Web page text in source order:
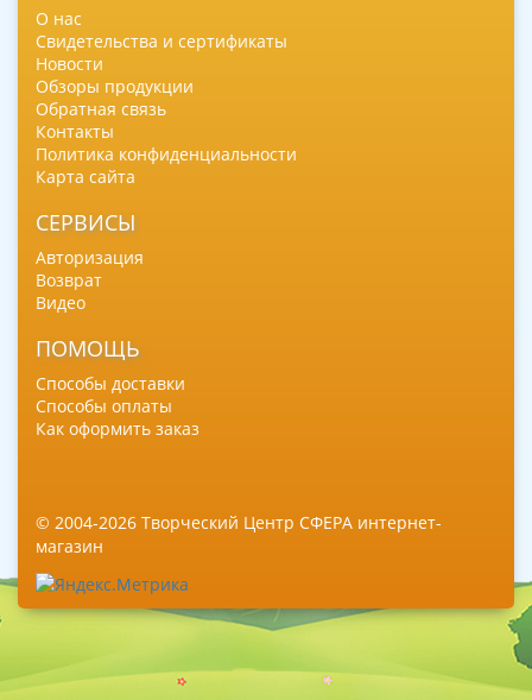
О нас
Свидетельства и сертификаты
Новости
Обзоры продукции
Обратная связь
Контакты
Политика конфиденциальности
Карта сайта
СЕРВИСЫ
Авторизация
Возврат
Видео
ПОМОЩЬ
Способы доставки
Способы оплаты
Как оформить заказ
© 2004-2026 Творческий Центр СФЕРА интернет-
магазин